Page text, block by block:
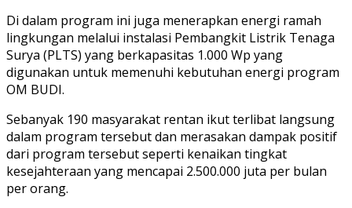
Di dalam program ini juga menerapkan energi ramah
lingkungan melalui instalasi Pembangkit Listrik Tenaga
Surya (PLTS) yang berkapasitas 1.000 Wp yang
digunakan untuk memenuhi kebutuhan energi program
OM BUDI.
Sebanyak 190 masyarakat rentan ikut terlibat langsung
dalam program tersebut dan merasakan dampak positif
dari program tersebut seperti kenaikan tingkat
kesejahteraan yang mencapai 2.500.000 juta per bulan
per orang.